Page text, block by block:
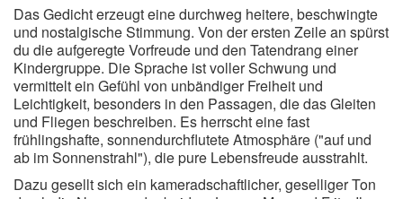
Das Gedicht erzeugt eine durchweg heitere, beschwingte
und nostalgische Stimmung. Von der ersten Zeile an spürst
du die aufgeregte Vorfreude und den Tatendrang einer
Kindergruppe. Die Sprache ist voller Schwung und
vermittelt ein Gefühl von unbändiger Freiheit und
Leichtigkeit, besonders in den Passagen, die das Gleiten
und Fliegen beschreiben. Es herrscht eine fast
frühlingshafte, sonnendurchflutete Atmosphäre ("auf und
ab im Sonnenstrahl"), die pure Lebensfreude ausstrahlt.
Dazu gesellt sich ein kameradschaftlicher, geselliger Ton